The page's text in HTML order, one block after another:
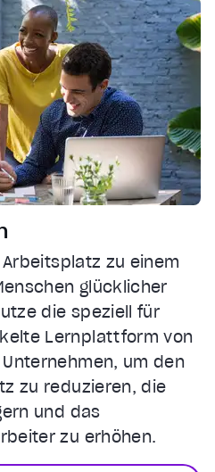
zu einem
glücklicher
die speziell für
Lernplattform von
um den
zu reduzieren, die
und das
zu erhöhen.